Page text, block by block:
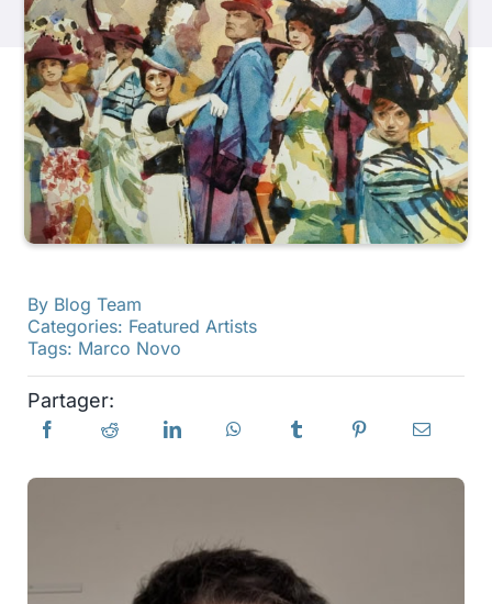
Produits
Événements
Blog
Trouver un détaillant
Contactez-nous
S'abonner
By Blog Team
Categories: Featured Artists
Tags: Marco Novo
Partager: